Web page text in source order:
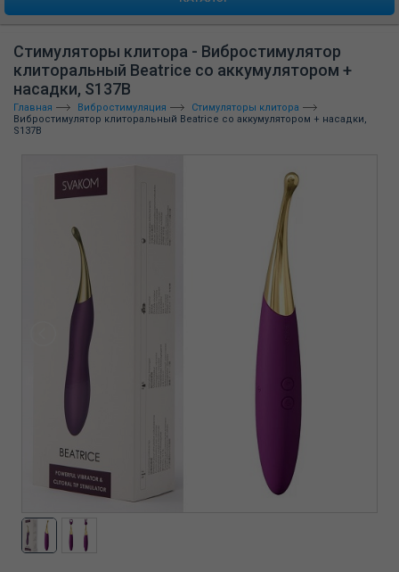
Стимуляторы клитора - Вибростимулятор
клиторальный Beatrice со аккумулятором +
насадки, S137B
Главная Вибростимуляция
Стимуляторы клитора
Вибростимулятор клиторальный Beatrice со аккумулятором + насадки,
S137B